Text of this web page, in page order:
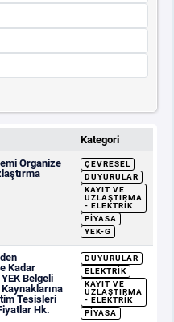
Kategori
Organize
ÇEVRESEL
DUYURULAR
KAYIT VE
UZLAŞTIRMA
- ELEKTRIK
PIYASA
YEK-G
Kadar
Belgeli
Tesisleri
Hk.
DUYURULAR
ELEKTRIK
KAYIT VE
UZLAŞTIRMA
- ELEKTRIK
PIYASA